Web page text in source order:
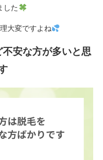
した
大変ですよね
安な方が多いと思